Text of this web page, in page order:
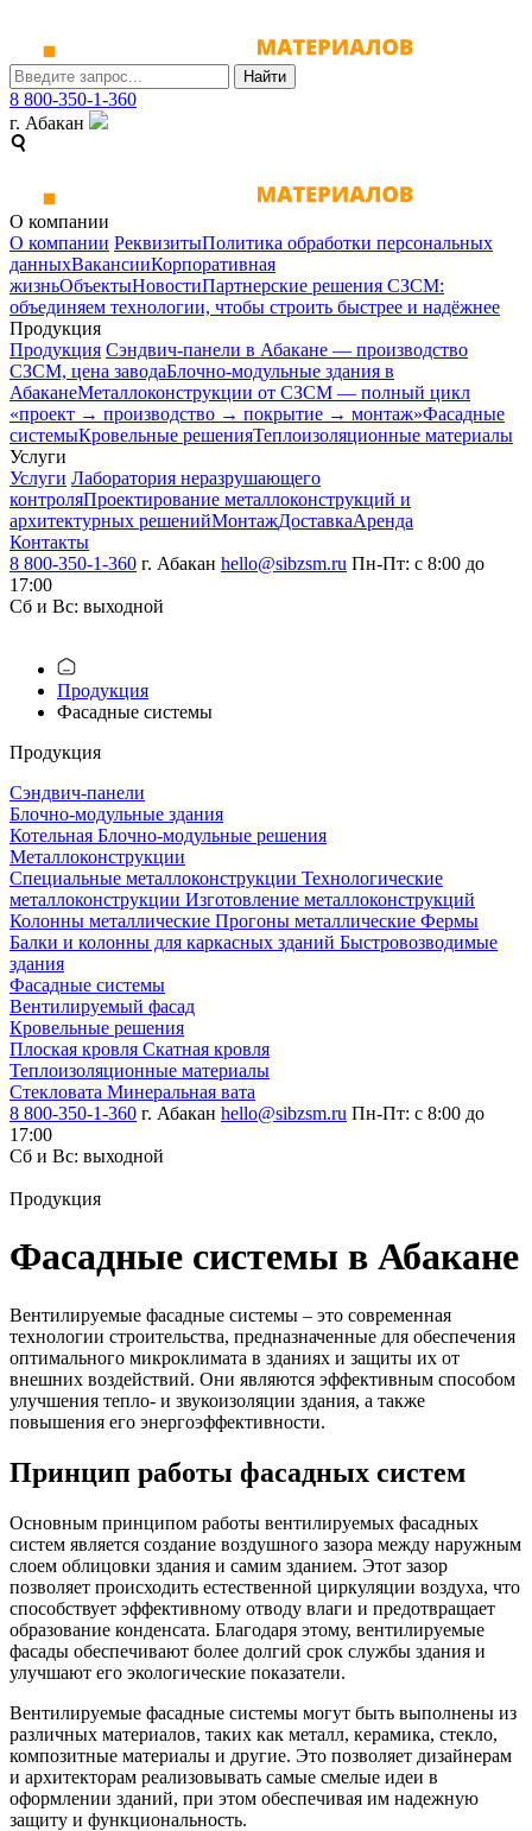
Найти
8 800-350-1-360
г. Абакан
О компании
О компании РеквизитыПолитика обработки персональных
данныхВакансииКорпоративная
жизньОбъектыНовостиПартнерские решения СЗСМ:
объединяем технологии, чтобы строить быстрее и надёжнее
Продукция
Продукция Сэндвич-панели в Абакане — производство
СЗСМ, цена заводаБлочно-модульные здания в
АбаканеМеталлоконструкции от СЗСМ ― полный цикл
«проект → производство → покрытие → монтаж»Фасадные
системыКровельные решенияТеплоизоляционные материалы
Услуги
Услуги Лаборатория неразрушающего
контроляПроектирование металлоконструкций и
архитектурных решенийМонтажДоставкаАренда
Контакты
8 800-350-1-360 г. Абакан hello@sibzsm.ru Пн-Пт: с 8:00 до
17:00
Сб и Вс: выходной
Продукция
Фасадные системы
Продукция
Сэндвич-панели
Блочно-модульные здания
Котельная Блочно-модульные решения
Металлоконструкции
Специальные металлоконструкции Технологические
металлоконструкции Изготовление металлоконструкций
Колонны металлические Прогоны металлические Фермы
Балки и колонны для каркасных зданий Быстровозводимые
здания
Фасадные системы
Вентилируемый фасад
Кровельные решения
Плоская кровля Скатная кровля
Теплоизоляцион­ные материалы
Стекловата Минеральная вата
8 800-350-1-360 г. Абакан hello@sibzsm.ru Пн-Пт: с 8:00 до
17:00
Сб и Вс: выходной
Продукция
Фасадные системы в Абакане
Вентилируемые фасадные системы – это современная
технологии строительства, предназначенные для обеспечения
оптимального микроклимата в зданиях и защиты их от
внешних воздействий. Они являются эффективным способом
улучшения тепло- и звукоизоляции здания, а также
повышения его энергоэффективности.
Принцип работы фасадных систем
Основным принципом работы вентилируемых фасадных
систем является создание воздушного зазора между наружным
слоем облицовки здания и самим зданием. Этот зазор
позволяет происходить естественной циркуляции воздуха, что
способствует эффективному отводу влаги и предотвращает
образование конденсата. Благодаря этому, вентилируемые
фасады обеспечивают более долгий срок службы здания и
улучшают его экологические показатели.
Вентилируемые фасадные системы могут быть выполнены из
различных материалов, таких как металл, керамика, стекло,
композитные материалы и другие. Это позволяет дизайнерам
и архитекторам реализовывать самые смелые идеи в
оформлении зданий, при этом обеспечивая им надежную
защиту и функциональность.